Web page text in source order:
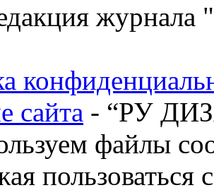
журнала
сайта - “РУ
файлы
пользоваться